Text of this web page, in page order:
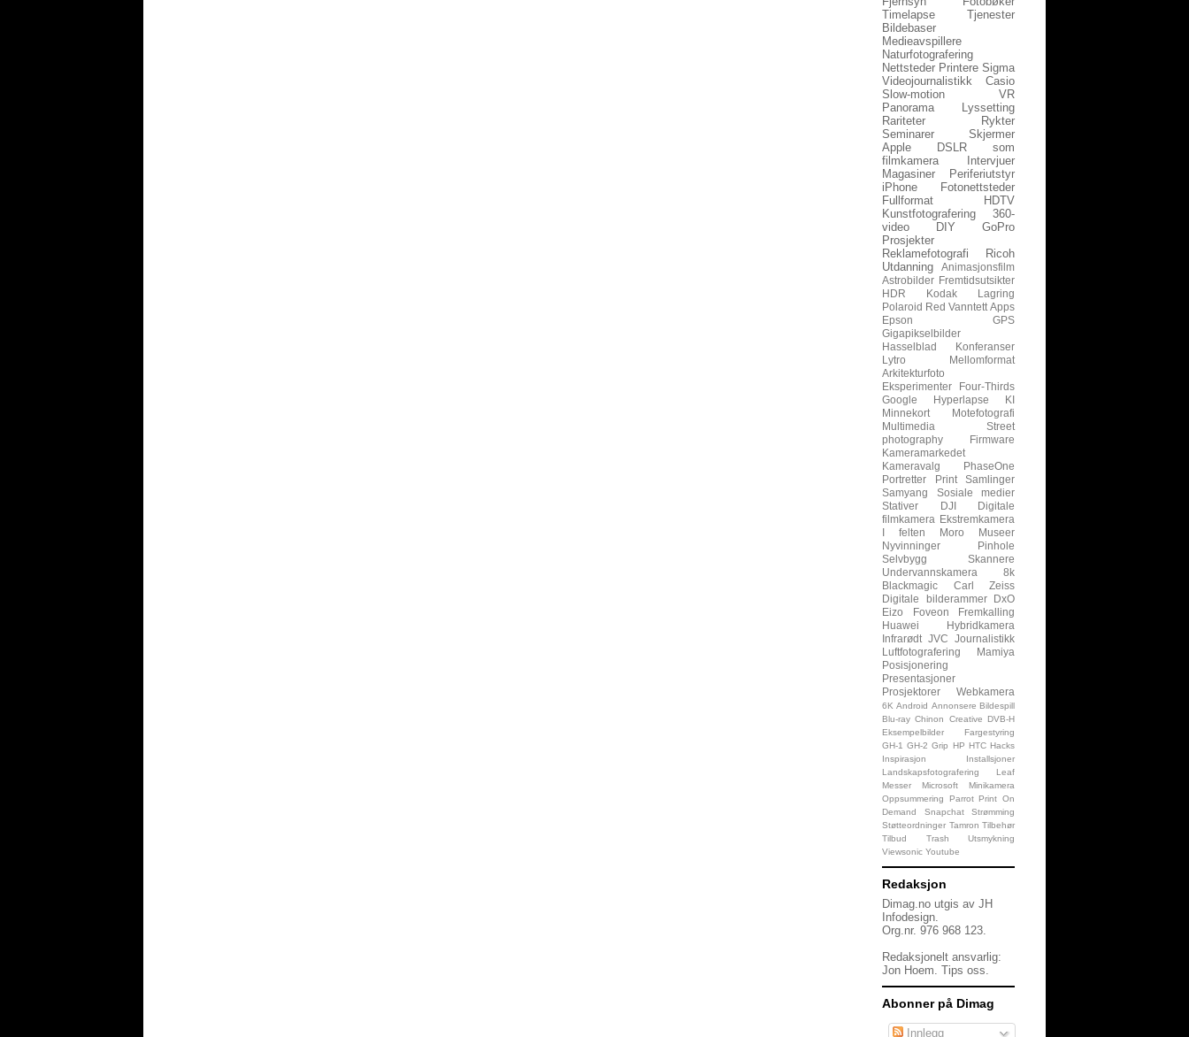
Timelapse
Tjenester
Bildebaser
Medieavspillere
Naturfotografering
Nettsteder Printere Sigma
Videojournalistikk
Casio
Slow-motion
VR
Panorama
Lyssetting
Rariteter
Rykter
Seminarer
Skjermer
Apple
DSLR som
filmkamera
Intervjuer
Magasiner
Periferiutstyr
iPhone
Fotonettsteder
Fullformat
HDTV
Kunstfotografering
360-
video
DIY
GoPro
Prosjekter
Reklamefotografi
Ricoh
Utdanning
Animasjonsfilm
Astrobilder Fremtidsutsikter
HDR
Kodak
Lagring
Polaroid Red Vanntett Apps
Epson
GPS
Gigapikselbilder
Hasselblad
Konferanser
Lytro
Mellomformat
Arkitekturfoto
Eksperimenter
Four-Thirds
Google
Hyperlapse
KI
Minnekort
Motefotografi
Multimedia
Street
photography
Firmware
Kameramarkedet
Kameravalg
PhaseOne
Portretter
Print
Samlinger
Samyang
Sosiale medier
Stativer
DJI
Digitale
filmkamera Ekstremkamera
I felten
Moro
Museer
Nyvinninger
Pinhole
Selvbygg
Skannere
Undervannskamera
8k
Blackmagic
Carl Zeiss
Digitale bilderammer
DxO
Eizo
Foveon
Fremkalling
Huawei
Hybridkamera
Infrarødt JVC
Journalistikk
Luftfotografering
Mamiya
Posisjonering
Presentasjoner
Prosjektorer
Webkamera
6K Android Annonsere Bildespill
Blu-ray Chinon Creative
DVB-H
Eksempelbilder
Fargestyring
GH-1 GH-2 Grip HP HTC Hacks
Inspirasjon
Installsjoner
Landskapsfotografering
Leaf
Messer
Microsoft
Minikamera
Oppsummering
Parrot Print On
Demand
Snapchat
Strømming
Støtteordninger Tamron Tilbehør
Tilbud
Trash
Utsmykning
Viewsonic Youtube
Redaksjon
Dimag.no utgis av JH
Infodesign.
Org.nr. 976 968 123.
Redaksjonelt ansvarlig:
Jon Hoem. Tips oss.
Abonner på Dimag
Innlegg